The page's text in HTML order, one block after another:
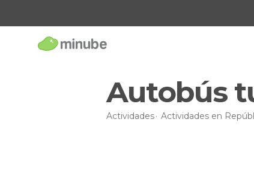
Autobús
Actividades Actividades en